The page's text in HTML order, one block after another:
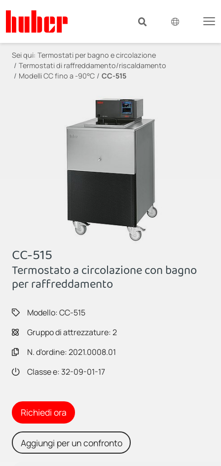
Sei qui: Termostati per bagno e circolazione
Termostati di raffreddamento/riscaldamento
Modelli CC fino a -90°C
CC-515
CC-515
Termostato a circolazione con bagno
per raffreddamento
Modello: CC-515
Gruppo di attrezzature: 2
N. d'ordine: 2021.0008.01
Classe e: 32-09-01-17
Richiedi ora
Aggiungi per un confronto